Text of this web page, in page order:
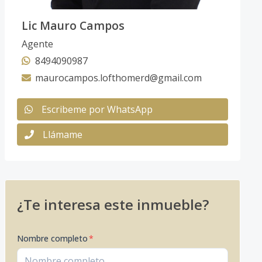
Lic Mauro Campos
Agente
8494090987
maurocampos.lofthomerd@gmail.com
Escribeme por WhatsApp
Llámame
¿Te interesa este inmueble?
Nombre completo*